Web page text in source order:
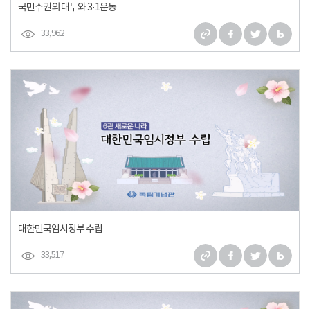
국민주권의 대두와 3·1운동
33,962
대한민국임시정부 수립
33,517